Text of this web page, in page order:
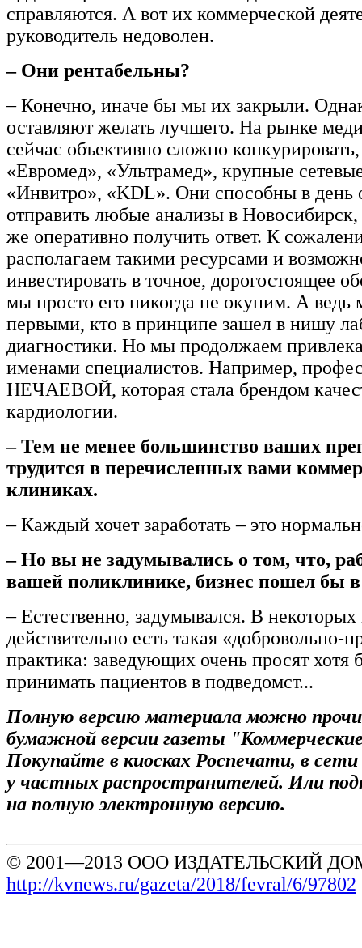
справляются. А вот их коммерческой
руководитель недоволен.
– Они рентабельны?
– Конечно, иначе бы мы их закрыли.
оставляют желать лучшего. На рынке
сейчас объективно сложно
«Евромед», «Ультрамед», крупные
«Инвитро», «KDL». Они способны в день
отправить любые анализы в
же оперативно получить ответ. К
располагаем такими ресурсами и
инвестировать в точное, дорогостоящее
мы просто его никогда не окупим. А
первыми, кто в принципе зашел в нишу
диагностики. Но мы продолжаем
именами специалистов. Например,
НЕЧАЕВОЙ, которая стала брендом
кардиологии.
– Тем не менее большинство ваших
трудится в перечисленных вами
клиниках.
– Каждый хочет заработать – это
– Но вы не задумывались о том, что,
вашей поликлинике, бизнес пошел бы в
– Естественно, задумывался. В некоторых
действительно есть такая «добровольно-
практика: заведующих очень просят хотя
принимать пациентов в подведомст...
Полную версию материала можно
бумажной версии газеты
Покупайте в киосках Роспечати, в
у частных распространителей. Или
на полную электронную версию.
© 2001—2013 ООО ИЗДАТЕЛЬСКИЙ
http://kvnews.ru/gazeta/2018/fevral/6/97802